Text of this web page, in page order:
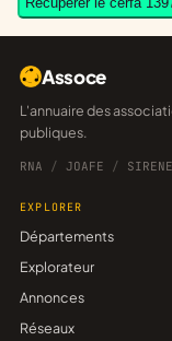
Assoce
L'annuaire des associations françaises, construit sur les données
publiques.
RNA / JOAFE / SIRENE
EXPLORER
Départements
Explorateur
Annonces
Réseaux